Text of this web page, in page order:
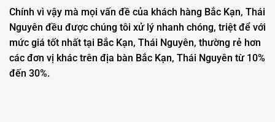
Chính vì vậy mà mọi vấn đề của khách hàng Bắc Kạn, Thái
Nguyên đều được chúng tôi xử lý nhanh chóng, triệt để với
mức giá tốt nhất tại Bắc Kạn, Thái Nguyên, thường rẻ hơn
các đơn vị khác trên địa bàn Bắc Kạn, Thái Nguyên từ 10%
đến 30%.